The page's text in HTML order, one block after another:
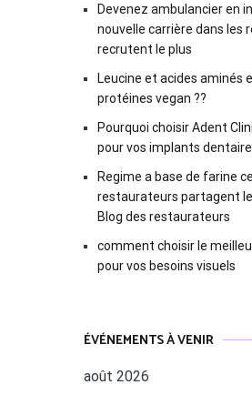
Devenez ambulancier en
nouvelle carrière dans les
recrutent le plus
Leucine et acides aminés
protéines vegan ??
Pourquoi choisir Adent
pour vos implants
Regime a base de farine
restaurateurs partagent
Blog des restaurateurs
comment choisir le
pour vos besoins visuels
ÉVÉNEMENTS À VENIR
août 2026